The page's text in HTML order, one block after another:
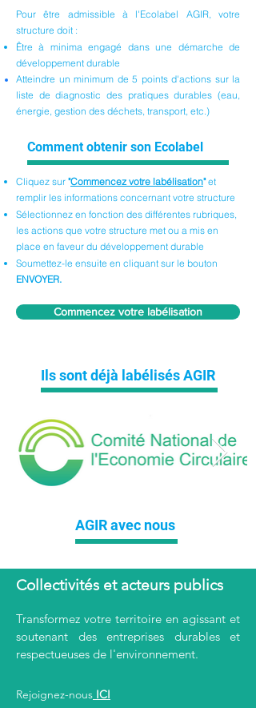
Pour être admissible à l'Ecolabel AGIR, votre
structure doit :
Être à minima engagé dans une démarche de
développement durable
Atteindre un minimum de 5 points d'actions sur la
liste de diagnostic des pratiques durables (eau,
énergie, gestion des déchets, transport, etc.)
Comment obtenir son Ecolabel
Cliquez sur "Commencez votre labélisation"et
remplir les informations concernant votre structure
Sélectionnez en fonction des différentes rubriques,
les actions que votre structure met ou a mis en
place en faveur du développement durable
Soumettez-le ensuite en cliquant sur le bouton
ENVOYER.
Commencez votre labélisation
Ils sont déjà labélisés AGIR
AGIR avec nous
Collectivités et acteurs publics
Transformez votre territoire en agissant et
soutenant des entreprises durables et
respectueuses de l'environnement.
Rejoignez-nous ICI